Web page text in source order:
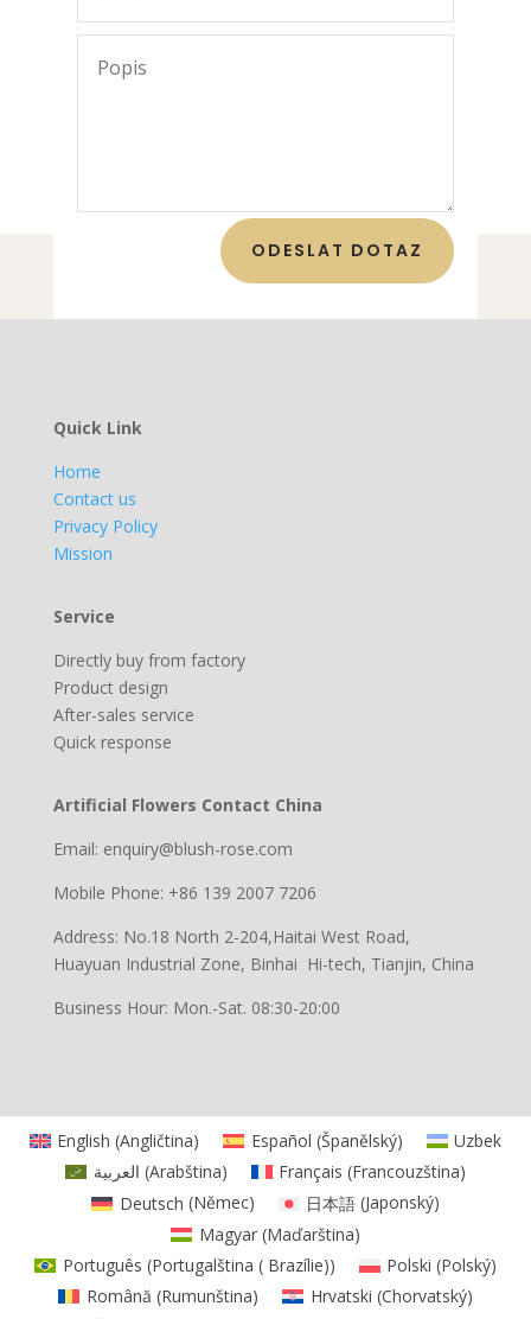
ODESLAT DOTAZ
Quick Link
Home
Contact us
Privacy Policy
Mission
Service
Directly buy from factory
Product design
After-sales service
Quick response
Artificial Flowers Contact China
Email: enquiry@blush-rose.com
Mobile Phone: +86 139 2007 7206
Address: No.18 North 2-204,Haitai West Road,
Huayuan Industrial Zone, Binhai Hi-tech, Tianjin, China
Business Hour: Mon.-Sat. 08:30-20:00
English (Angličtina) Español (Španělský)
Uzbek
العربية (Arabština) Français (Francouzština)
Deutsch (Němec) 日本語 (Japonský)
Magyar(Maďarština)
Português (Portugalština ( Brazílie)) Polski (Polský)
Română (Rumunština) Hrvatski (Chorvatský)